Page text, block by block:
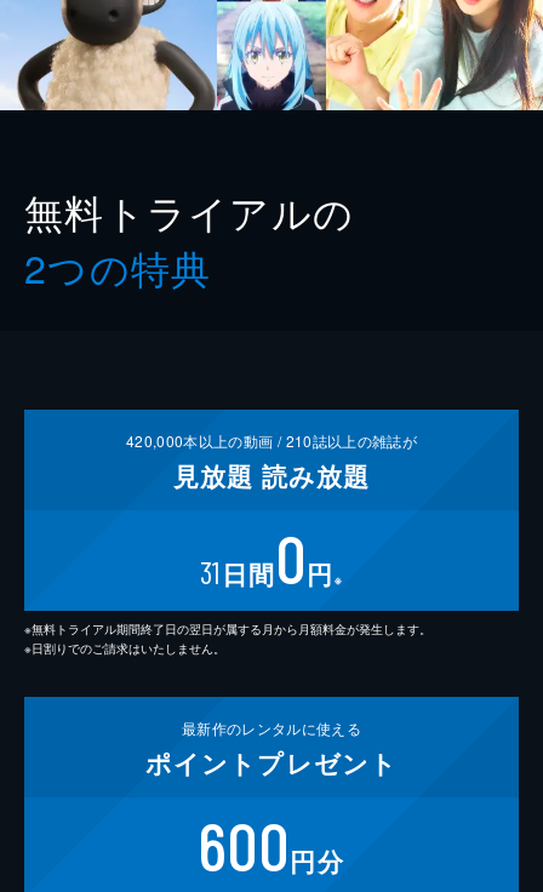
無料トライアルの
2つの特典
420,000本以上の動画 /210誌以上の雑誌が
見放題 読み放題
31 日間0円 ※
※無料トライアル期間終了日の翌日が属する月から月額料金が発生します。
※日割りでのご請求はいたしません。
最新作のレンタルに使える
ポイント プレゼント
600円分